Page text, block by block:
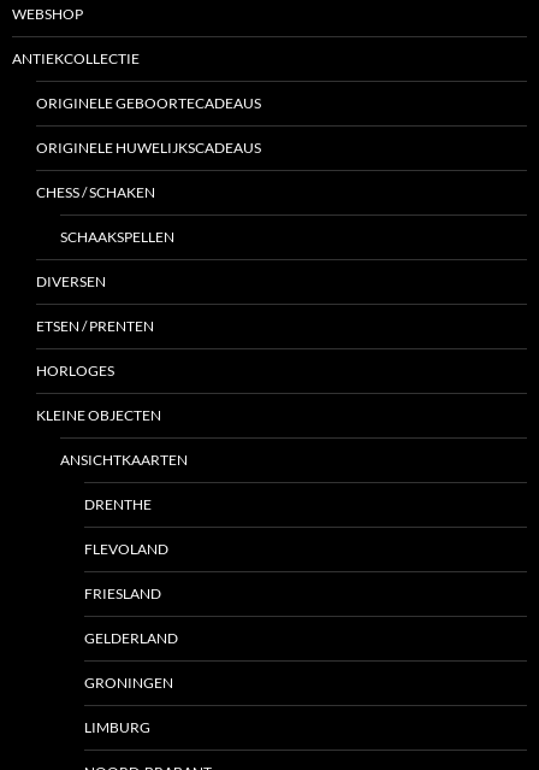
WEBSHOP
ANTIEKCOLLECTIE
ORIGINELE GEBOORTECADEAUS
ORIGINELE HUWELIJKSCADEAUS
CHESS / SCHAKEN
SCHAAKSPELLEN
DIVERSEN
ETSEN / PRENTEN
HORLOGES
KLEINE OBJECTEN
ANSICHTKAARTEN
DRENTHE
FLEVOLAND
FRIESLAND
GELDERLAND
GRONINGEN
LIMBURG